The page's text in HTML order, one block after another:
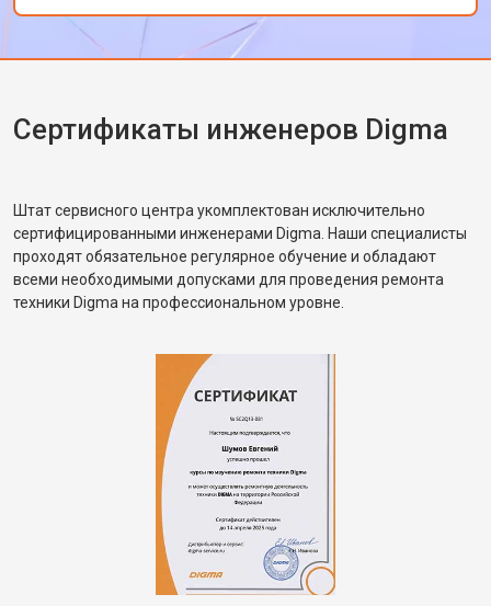
персонала. Спасибо за отличную работу!
Сертификаты инженеров Digma
Штат сервисного центра укомплектован исключительно
сертифицированными инженерами Digma. Наши специалисты
проходят обязательное регулярное обучение и обладают
всеми необходимыми допусками для проведения ремонта
техники Digma на профессиональном уровне.